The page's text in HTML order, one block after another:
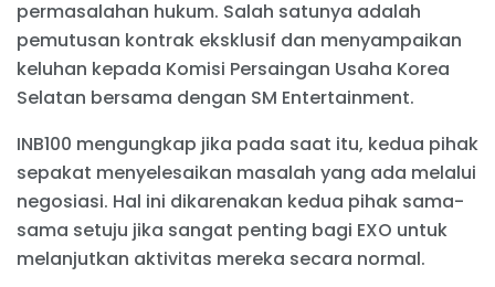
permasalahan hukum. Salah satunya adalah
pemutusan kontrak eksklusif dan menyampaikan
keluhan kepada Komisi Persaingan Usaha Korea
Selatan bersama dengan SM Entertainment.
INB100 mengungkap jika pada saat itu, kedua pihak
sepakat menyelesaikan masalah yang ada melalui
negosiasi. Hal ini dikarenakan kedua pihak sama-
sama setuju jika sangat penting bagi EXO untuk
melanjutkan aktivitas mereka secara normal.